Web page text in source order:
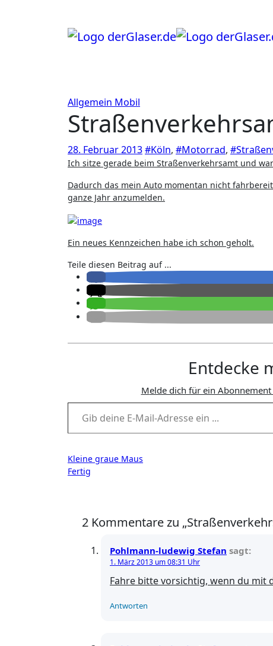
Allgemein Mobil
28. Februar 2013#Köln, #Motorrad,
Ich sitze gerade beim Straßenverkehrsamt und
Dadurch das mein Auto momentan nicht
ganze Jahr anzumelden.
Ein neues Kennzeichen habe ich schon geholt.
Teile diesen Beitrag auf ...
Entdecke
Melde dich für ein
Gib deine E-Mail-Adresse ein ...
Beitragsnavigation
Kleine graue Maus
Fertig
2 Kommentare zu
Pohlmann-ludewig Stefan sagt:
1. März 2013 um 08:31 Uhr
Fahre bitte vorsichtig, wenn du mit
Antworten